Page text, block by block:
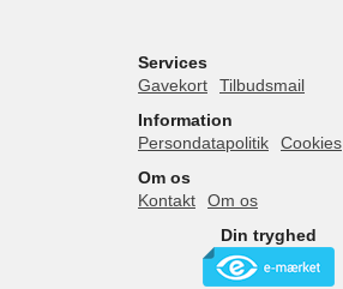
Services
Gavekort
Tilbudsmail
Information
Persondatapolitik
Cookies
Om os
Kontakt
Om os
Din tryghed